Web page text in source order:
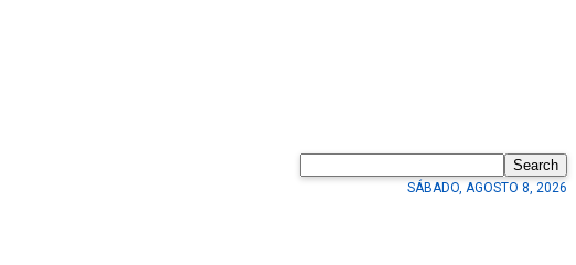
Search
SÁBADO, AGOSTO 8, 2026